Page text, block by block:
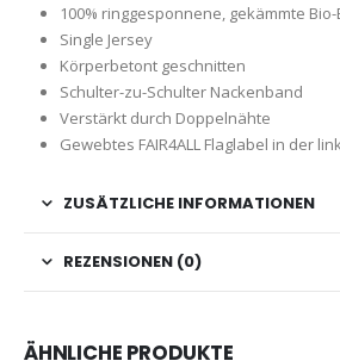
100% ringgesponnene, gekämmte
Single Jersey
Körperbetont geschnitten
Schulter-zu-Schulter Nackenband
Verstärkt durch Doppelnähte
Gewebtes FAIR4ALL Flaglabel in der
ZUSÄTZLICHE INFORMATIONEN
REZENSIONEN (0)
ÄHNLICHE PRODUKTE